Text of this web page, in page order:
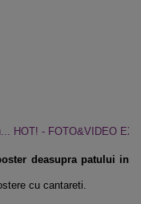
HOT! - FOTO&VIDEO
deasupra patului in
cu cantareti.